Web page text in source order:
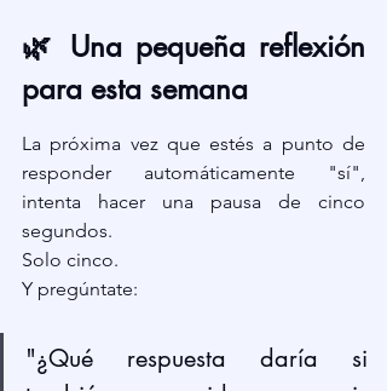
🌿 Una pequeña reflexión
para esta semana
La próxima vez que estés a punto de
responder automáticamente "sí",
intenta hacer una pausa de cinco
segundos.
Solo cinco.
Y pregúntate:
"¿Qué respuesta daría si